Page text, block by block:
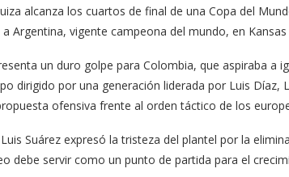
alcanza los cuartos de final de una Copa del
Argentina, vigente campeona del mundo, en Kansas
un duro golpe para Colombia, que aspiraba a
dirigido por una generación liderada por Luis Díaz,
ofensiva frente al orden táctico de los
Suárez expresó la tristeza del plantel por la
debe servir como un punto de partida para el